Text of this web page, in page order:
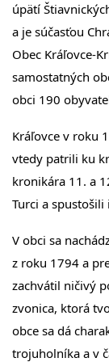
úpätí
a je súčasťou
Obec Kráľovce-
samostatných
obci 190
Kráľovce v roku
vtedy patrili ku
kronikára 11. a
Turci a spustošili
V obci sa
z roku 1794 a
zachvátil ničivý
zvonica, ktorá
obce sa dá
trojuholníka a v